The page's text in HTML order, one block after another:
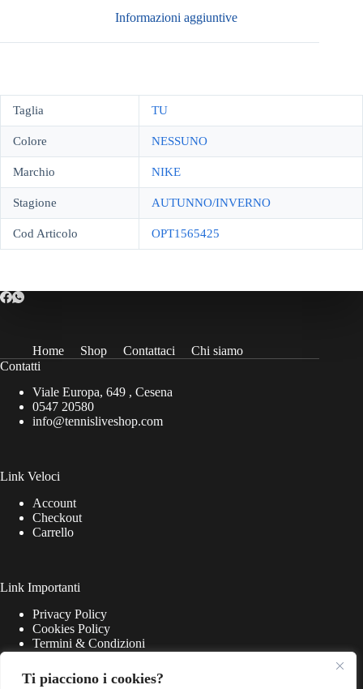
Ti piacciono i cookies?
Informazioni aggiuntive
Taglia TU
Colore NESSUNO
Marchio NIKE
Stagione AUTUNNO/INVERNO
Cod Articolo OPT1565425
Home Shop Contattaci
Chi siamo
Contatti
Viale Europa, 649 , Cesena
0547 20580
info@tennisliveshop.com
Link Veloci
Account
Checkout
Carrello
Link Importanti
Privacy Policy
Cookies Policy
Termini & Condizioni